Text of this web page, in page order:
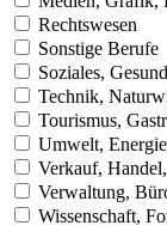
Rechtswesen
Sonstige Berufe
Soziales,
Technik,
Tourismus,
Umwelt,
Verkauf,
Verwaltung,
Wissenschaft,